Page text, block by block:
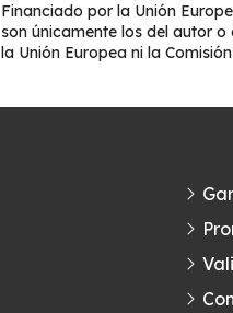
Financiado por la Unión
son únicamente los del autor
la Unión Europea ni la